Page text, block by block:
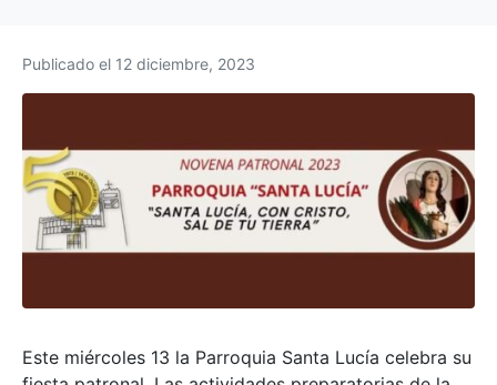
Publicado el 12 diciembre, 2023
Este miércoles 13 la Parroquia Santa Lucía celebra su